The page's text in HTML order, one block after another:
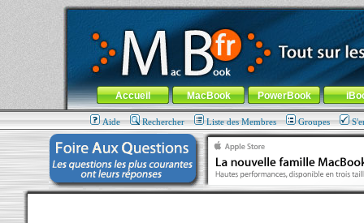
MacBook-fr.com : 100% Apple... 100% nomade !
Aller au contenu-Aller au menu général-Aller au menu de
Menu général
Accueil MacBook PowerBook
Aide Rechercher Liste des Membres Groupes